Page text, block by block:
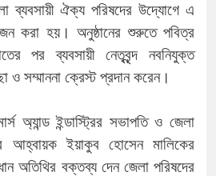
ব্যবসায়ী ঐক্য পরিষদের উদ্যোগে এ
করা হয়। অনুষ্ঠানের শুরুতে পবিত্র
পর ব্যবসায়ী নেতৃবৃন্দ নবনিযুক্ত
সম্মাননা ক্রেস্ট প্রদান করেন।
অ্যান্ড ইন্ডাস্ট্রির সভাপতি ও জেলা
আহ্বায়ক ইয়াকুব হোসেন মালিকের
অতিথির বক্তব্য দেন জেলা পরিষদের